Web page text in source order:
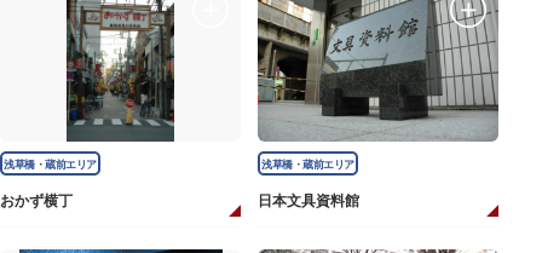
浅草橋・蔵前エリア
おかず横丁
浅草橋・蔵前エリア
日本文具資料館